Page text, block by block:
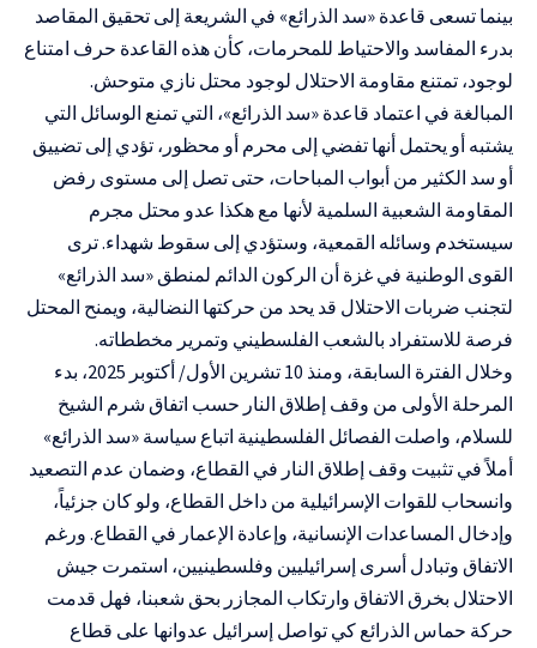
بينما تسعى قاعدة «سد الذرائع» في الشريعة إلى تحقيق المقاصد
بدرء المفاسد والاحتياط للمحرمات، كأن هذه القاعدة حرف امتناع
لوجود، تمتنع مقاومة الاحتلال لوجود محتل نازي متوحش.
المبالغة في اعتماد قاعدة «سد الذرائع»، التي تمنع الوسائل التي
يشتبه أو يحتمل أنها تفضي إلى محرم أو محظور، تؤدي إلى تضييق
أو سد الكثير من أبواب المباحات، حتى تصل إلى مستوى رفض
المقاومة الشعبية السلمية لأنها مع هكذا عدو محتل مجرم
سيستخدم وسائله القمعية، وستؤدي إلى سقوط شهداء. ترى
القوى الوطنية في غزة أن الركون الدائم لمنطق «سد الذرائع»
لتجنب ضربات الاحتلال قد يحد من حركتها النضالية، ويمنح المحتل
فرصة للاستفراد بالشعب الفلسطيني وتمرير مخططاته.
وخلال الفترة السابقة، ومنذ 10 تشرين الأول/ أكتوبر 2025، بدء
المرحلة الأولى من وقف إطلاق النار حسب اتفاق شرم الشيخ
للسلام، واصلت الفصائل الفلسطينية اتباع سياسة «سد الذرائع»
أملاً في تثبيت وقف إطلاق النار في القطاع، وضمان عدم التصعيد
وانسحاب للقوات الإسرائيلية من داخل القطاع، ولو كان جزئياً،
وإدخال المساعدات الإنسانية، وإعادة الإعمار في القطاع. ورغم
الاتفاق وتبادل أسرى إسرائيليين وفلسطينيين، استمرت جيش
الاحتلال بخرق الاتفاق وارتكاب المجازر بحق شعبنا، فهل قدمت
حركة حماس الذرائع كي تواصل إسرائيل عدوانها على قطاع